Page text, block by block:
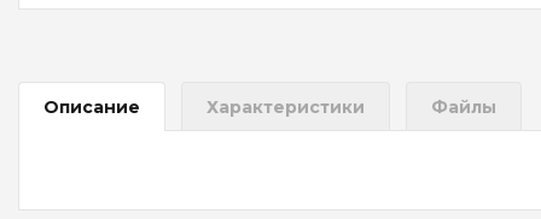
Описание Характеристики Файлы